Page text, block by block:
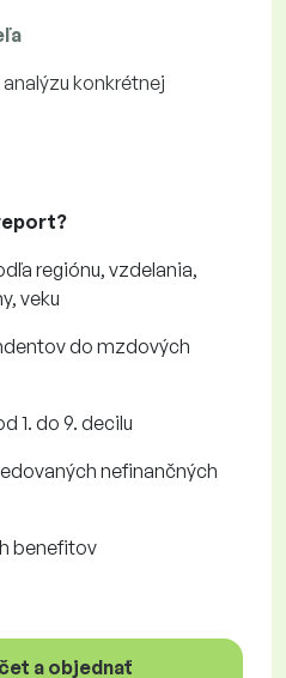
konkrétnej
regiónu, vzdelania,
veku
do mzdových
1. do 9. decilu
nefinančných
benefitov
a objednať